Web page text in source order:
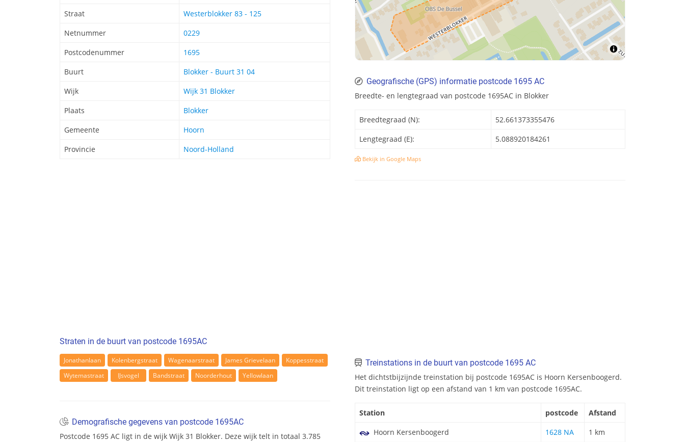
Straat
Westerblokker 83 - 125
Netnummer
0229
Postcodenummer
1695
Buurt
Blokker - Buurt 31 04
Wijk
Wijk 31 Blokker
Plaats
Blokker
Gemeente
Hoorn
Provincie
Noord-Holland
Straten in de buurt van postcode 1695AC
Jonathanlaan Kolenbergstraat Wagenaarstraat James Grievelaan
Koppesstraat
Wytemastraat
IJsvogel Bandstraat Noorderhout Yellowlaan
Demografische gegevens van postcode 1695AC
Postcode 1695 AC ligt in de wijk Wijk 31 Blokker. Deze wijk telt in totaal 3.785
Geografische (GPS) informatie postcode 1695 AC
Breedte- en lengtegraad van postcode 1695AC in Blokker
Breedtegraad (N):
52.661373355476
Lengtegraad (E):
5.088920184261
Bekijk in Google Maps
Treinstations in de buurt van postcode 1695 AC
Het dichtstbijzijnde treinstation bij postcode 1695AC is Hoorn Kersenboogerd.
Dit treinstation ligt op een afstand van 1 km van postcode 1695AC.
Station postcode
Afstand
Hoorn Kersenboogerd
1628 NA 1 km